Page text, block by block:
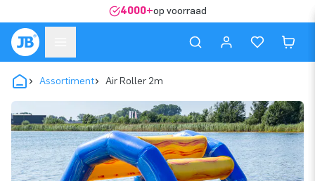
4000+op voorraad
Assortiment Air Roller 2m